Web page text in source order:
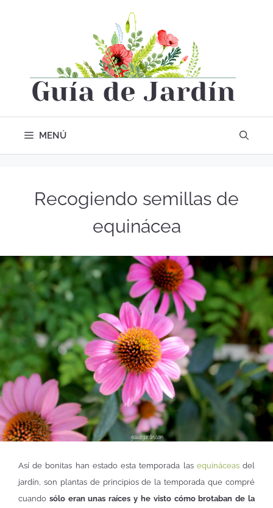
MENÚ
Recogiendo semillas de
equinácea
Así de bonitas han estado esta temporada las equináceasdel
jardín, son plantas de principios de la temporada que compré
cuando sólo eran unas raíces y he visto cómo brotaban de la